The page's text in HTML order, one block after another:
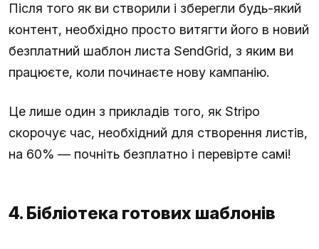
Після того як ви створили і зберегли будь-який
контент, необхідно просто витягти його в новий
безплатний шаблон листа SendGrid, з яким ви
працюєте, коли починаєте нову кампанію.
Це лише один з прикладів того, як Stripo
скорочує час, необхідний для створення листів,
на 60% — почніть безплатно і перевірте самі!
4. Бібліотека готових шаблонів